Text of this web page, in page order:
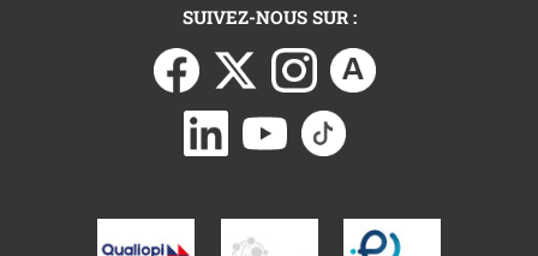
SUIVEZ-NOUS SUR :